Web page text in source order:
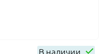
В наличии